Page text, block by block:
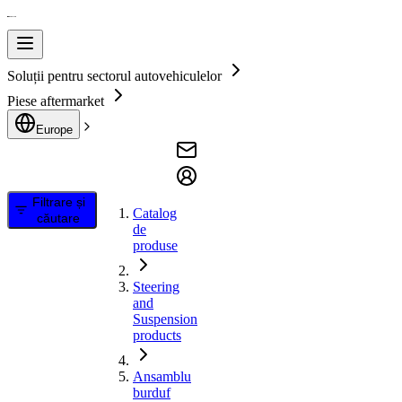
Soluții pentru sectorul autovehiculelor
Piese aftermarket
Europe
Filtrare și
căutare
Catalog
de
produse
Steering
and
Suspension
products
Ansamblu
burduf